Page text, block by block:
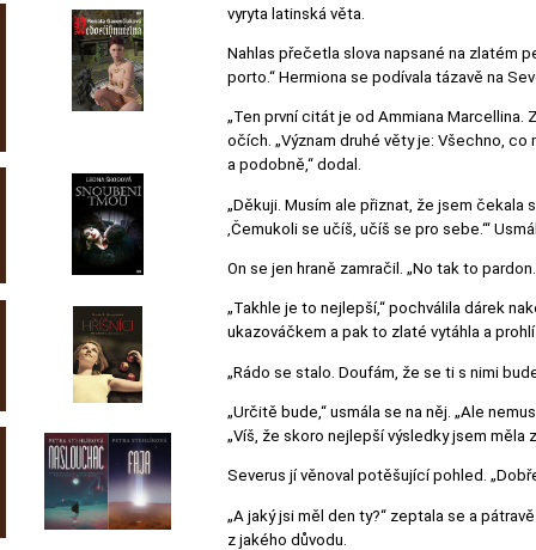
vyryta latinská věta.
Nahlas přečetla slova napsané na zlatém
porto.“ Hermiona se podívala tázavě na
„Ten první citát je od Ammiana Marcellina.
očích. „Význam druhé věty je: Všechno,
a podobně,“ dodal.
„Děkuji. Musím ale přiznat, že jsem čekala
‚Čemukoli se učíš, učíš se pro sebe.‘“
On se jen hraně zamračil. „No tak to
„Takhle je to nejlepší,“ pochválila dárek
ukazováčkem a pak to zlaté vytáhla a
„Rádo se stalo. Doufám, že se ti s nimi
„Určitě bude,“ usmála se na něj. „Ale
„Víš, že skoro nejlepší výsledky jsem měla
Severus jí věnoval potěšující pohled.
„A jaký jsi měl den ty?“ zeptala se a
z jakého důvodu.